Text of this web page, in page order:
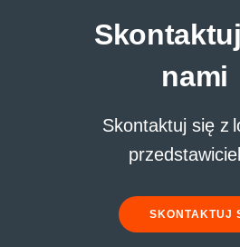
nami
Skontaktuj się z
SKONTAKTUJ